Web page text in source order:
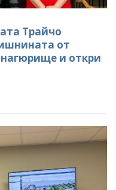
Трайчо
от
и откри